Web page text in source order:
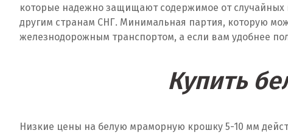
которые надежно защищают содержимое от случайных
другим странам СНГ. Минимальная партия, которую
железнодорожным транспортом, а если вам удобнее
Купить
Низкие цены на белую мраморную крошку 5-10 мм